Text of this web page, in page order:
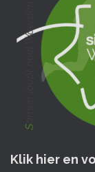
Klik hier en